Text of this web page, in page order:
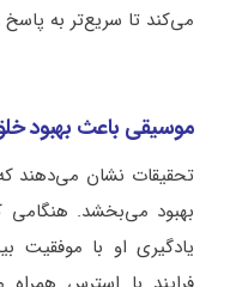
می‌کند تا سریع‌تر به پاسخ
موسیقی باعث بهبود
تحقیقات نشان می‌دهند
بهبود می‌بخشد. هنگامی
یادگیری او با موفقیت